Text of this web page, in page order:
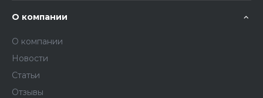
О компании
О компании
Новости
Статьи
Отзывы